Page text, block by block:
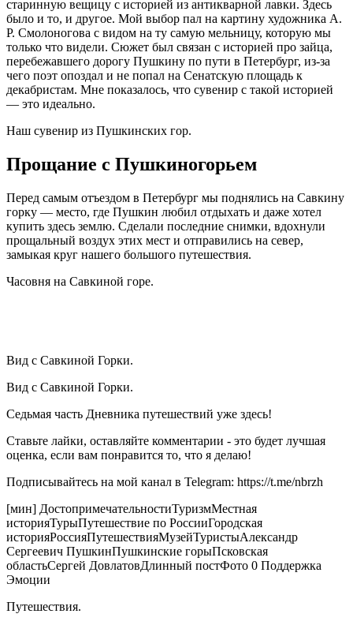
старинную вещицу с историей из антикварной лавки. Здесь
было и то, и другое. Мой выбор пал на картину художника А.
Р. Смолоногова с видом на ту самую мельницу, которую мы
только что видели. Сюжет был связан с историей про зайца,
перебежавшего дорогу Пушкину по пути в Петербург, из-за
чего поэт опоздал и не попал на Сенатскую площадь к
декабристам. Мне показалось, что сувенир с такой историей
— это идеально.
Наш сувенир из Пушкинских гор.
Прощание с Пушкиногорьем
Перед самым отъездом в Петербург мы поднялись на Савкину
горку — место, где Пушкин любил отдыхать и даже хотел
купить здесь землю. Сделали последние снимки, вдохнули
прощальный воздух этих мест и отправились на север,
замыкая круг нашего большого путешествия.
Часовня на Савкиной горе.
Вид с Савкиной Горки.
Вид с Савкиной Горки.
Седьмая часть Дневника путешествий уже здесь!
Ставьте лайки, оставляйте комментарии - это будет лучшая
оценка, если вам понравится то, что я делаю!
Подписывайтесь на мой канал в Telegram: https://t.me/nbrzh
[мин] ДостопримечательностиТуризмМестная
историяТурыПутешествие по РоссииГородская
историяРоссияПутешествияМузейТуристыАлександр
Сергеевич ПушкинПушкинские горыПсковская
областьСергей ДовлатовДлинный постФото 0 Поддержка
Эмоции
Путешествия.